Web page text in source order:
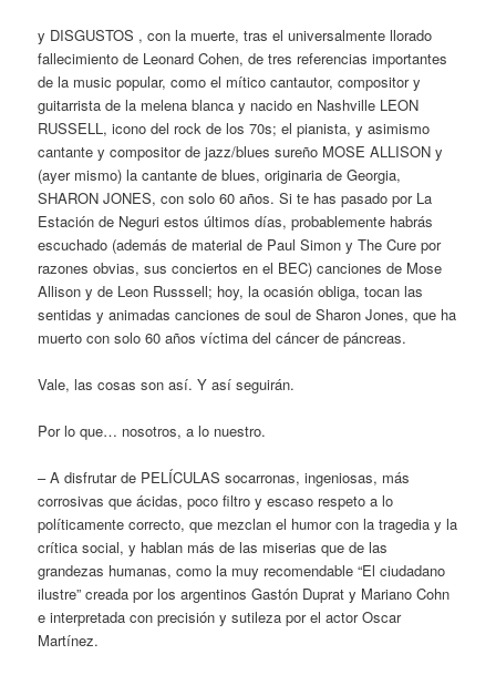
y DISGUSTOS , con la muerte, tras el universalmente llorado
fallecimiento de Leonard Cohen, de tres referencias importantes
de la music popular, como el mítico cantautor, compositor y
guitarrista de la melena blanca y nacido en Nashville LEON
RUSSELL, icono del rock de los 70s; el pianista, y asimismo
cantante y compositor de jazz/blues sureño MOSE ALLISON y
(ayer mismo) la cantante de blues, originaria de Georgia,
SHARON JONES, con solo 60 años. Si te has pasado por La
Estación de Neguri estos últimos días, probablemente habrás
escuchado (además de material de Paul Simon y The Cure por
razones obvias, sus conciertos en el BEC) canciones de Mose
Allison y de Leon Russsell; hoy, la ocasión obliga, tocan las
sentidas y animadas canciones de soul de Sharon Jones, que ha
muerto con solo 60 años víctima del cáncer de páncreas.
Vale, las cosas son así. Y así seguirán.
Por lo que… nosotros, a lo nuestro.
– A disfrutar de PELÍCULAS socarronas, ingeniosas, más
corrosivas que ácidas, poco filtro y escaso respeto a lo
políticamente correcto, que mezclan el humor con la tragedia y la
crítica social, y hablan más de las miserias que de las
grandezas humanas, como la muy recomendable “El ciudadano
ilustre” creada por los argentinos Gastón Duprat y Mariano Cohn
e interpretada con precisión y sutileza por el actor Oscar
Martínez.